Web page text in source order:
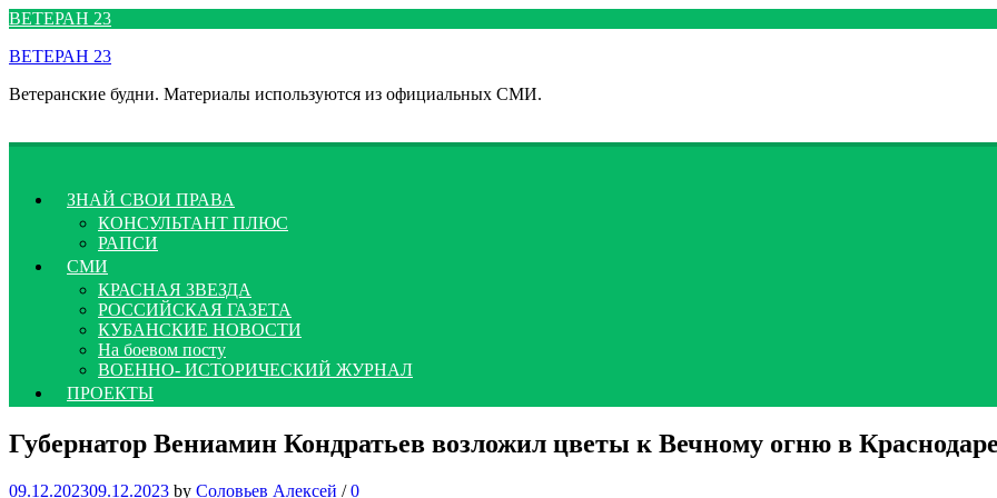
Перейти
содержимому
ВЕТЕРАН 23
ВЕТЕРАН 23
Ветеранские будни. Материалы используются из официальных СМИ.
ЗНАЙ СВОИ ПРАВА
КОНСУЛЬТАНТ ПЛЮС
РАПСИ
СМИ
КРАСНАЯ ЗВЕЗДА
РОССИЙСКАЯ ГАЗЕТА
КУБАНСКИЕ НОВОСТИ
На боевом посту
ВОЕННО- ИСТОРИЧЕСКИЙ ЖУРНАЛ
ПРОЕКТЫ
Губернатор Вениамин Кондратьев возложил цветы к Вечному огню в
09.12.202309.12.2023 by Соловьев Алексей / 0